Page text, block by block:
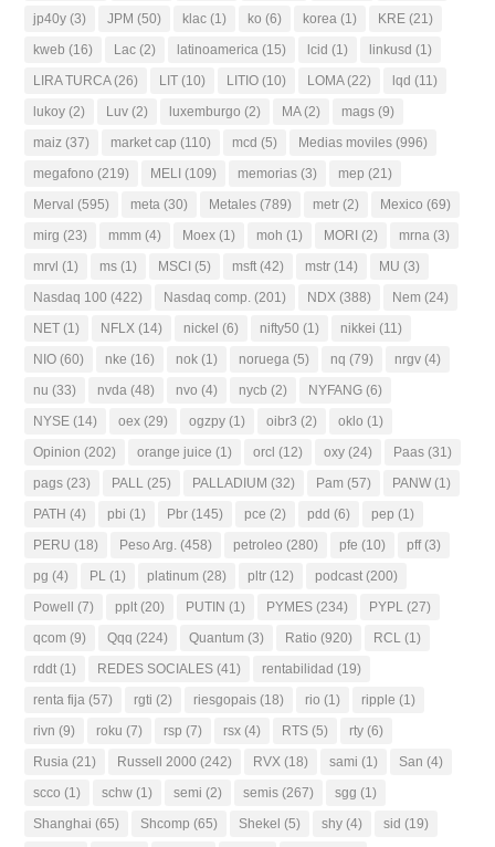
jp40y (3) JPM (50) klac (1) ko (6) korea (1) KRE (21)
kweb (16) Lac (2) latinoamerica (15) lcid (1) linkusd (1)
LIRA TURCA(26) LIT (10) LITIO (10) LOMA(22) lqd (11)
lukoy (2) Luv (2) luxemburgo (2) MA(2) mags (9)
maiz (37) market cap (110) mcd (5) Medias moviles (996)
megafono (219) MELI (109) memorias (3) mep (21)
Merval (595) meta (30) Metales (789) metr (2) Mexico (69)
mirg (23) mmm (4) Moex (1) moh (1) MORI (2) mrna (3)
mrvl (1) ms (1) MSCI (5) msft (42) mstr (14) MU (3)
Nasdaq 100 (422) Nasdaq comp. (201) NDX (388) Nem (24)
NET (1) NFLX (14) nickel (6) nifty50 (1) nikkei (11)
NIO (60) nke (16) nok (1) noruega (5) nq (79) nrgv (4)
nu (33) nvda (48) nvo (4) nycb (2) NYFANG (6)
NYSE (14) oex (29) ogzpy (1) oibr3 (2) oklo (1)
Opinion (202) orange juice (1) orcl (12) oxy (24) Paas (31)
pags (23) PALL (25) PALLADIUM (32) Pam (57) PANW (1)
PATH (4) pbi (1) Pbr (145) pce (2) pdd (6) pep (1)
PERU (18) Peso Arg. (458) petroleo (280) pfe (10) pff(3)
pg (4) PL (1) platinum (28) pltr (12) podcast (200)
Powell
(7) pplt (20) PUTIN (1) PYMES (234) PYPL (27)
qcom (9) Qqq (224) Quantum (3) Ratio (920) RCL (1)
rddt (1) REDES SOCIALES (41) rentabilidad (19)
renta fija (57) rgti (2) riesgopais (18) rio (1) ripple (1)
rivn (9) roku (7) rsp (7) rsx (4) RTS (5) rty (6)
Rusia (21) Russell 2000 (242) RVX (18) sami (1) San (4)
scco (1) schw (1) semi (2) semis (267) sgg (1)
Shanghai (65) Shcomp (65) Shekel (5) shy (4) sid (19)